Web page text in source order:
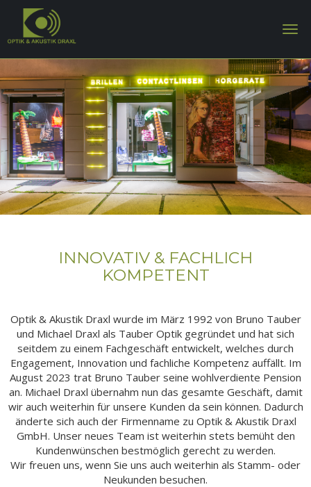
INNOVATIV & FACHLICH
KOMPETENT
Optik & Akustik Draxl wurde im März 1992 von Bruno Tauber
und Michael Draxl als Tauber Optik gegründet und hat sich
seitdem zu einem Fachgeschäft entwickelt, welches durch
Engagement, Innovation und fachliche Kompetenz auffällt. Im
August 2023 trat Bruno Tauber seine wohlverdiente Pension
an. Michael Draxl übernahm nun das gesamte Geschäft, damit
wir auch weiterhin für unsere Kunden da sein können. Dadurch
änderte sich auch der Firmenname zu Optik & Akustik Draxl
GmbH. Unser neues Team ist weiterhin stets bemüht den
Kundenwünschen bestmöglich gerecht zu werden.
Wir freuen uns, wenn Sie uns auch weiterhin als Stamm- oder
Neukunden besuchen.